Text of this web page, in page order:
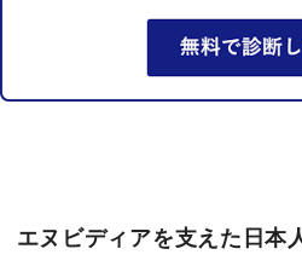
エヌビディアを支えた日本